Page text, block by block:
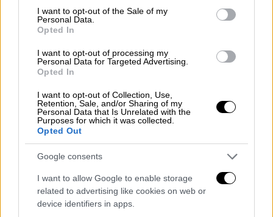
consent section.
I want to opt-out of the Sale of my
Personal Data.
Opted In
I want to opt-out of processing my
Personal Data for Targeted Advertising.
Opted In
I want to opt-out of Collection, Use,
Retention, Sale, and/or Sharing of my
Personal Data that Is Unrelated with the
Purposes for which it was collected.
Opted Out
Google consents
I want to allow Google to enable storage
related to advertising like cookies on web or
device identifiers in apps.
Πισπιρίγκου - Πού στρέφονται οι
έρευνες
Ελλάδα|31.03.2022 23:00
Πισπιρίγκου: Ψυχρή, χειριστική και
ετοιμόλογη
Ελλάδα 01.04.2022 01:30
rapid test την Παρασκευή 1 Απριλίου